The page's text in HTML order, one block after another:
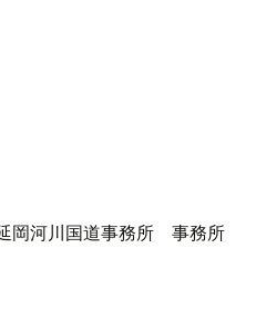
岡河川国道事務所 事務所